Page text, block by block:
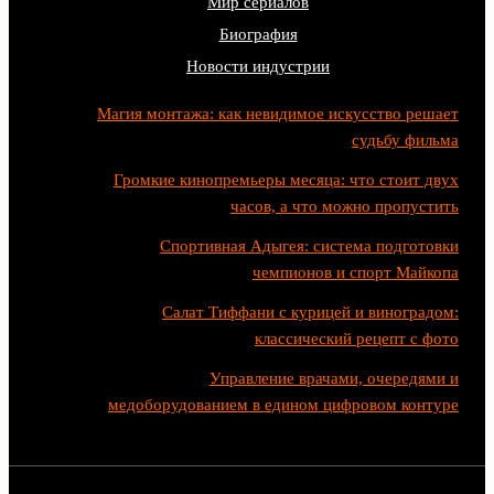
Биография
Новости индустрии
Магия монтажа: как невидимое искусство решает
судьбу фильма
Громкие кинопремьеры месяца: что стоит двух
часов, а что можно пропустить
Спортивная Адыгея: система подготовки
чемпионов и спорт Майкопа
Салат Тиффани с курицей и виноградом:
классический рецепт с фото
Управление врачами, очередями и
медоборудованием в едином цифровом контуре